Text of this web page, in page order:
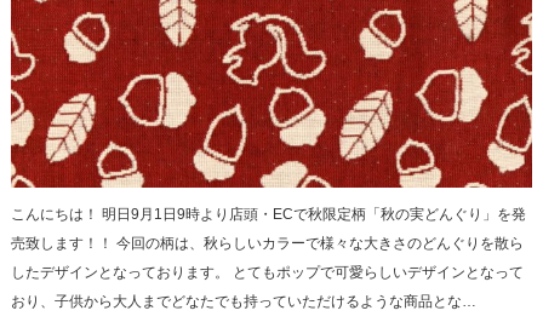
こんにちは！ 明日9月1日9時より店頭・ECで秋限定柄「秋の実どんぐり」を発
売致します！！ 今回の柄は、秋らしいカラーで様々な大きさのどんぐりを散ら
したデザインとなっております。 とてもポップで可愛らしいデザインとなって
おり、子供から大人までどなたでも持っていただけるような商品とな…